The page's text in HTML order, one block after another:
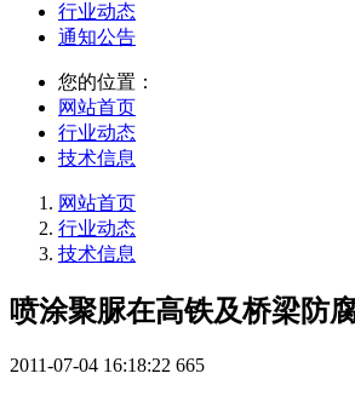
行业动态
通知公告
您的位置：
网站首页
行业动态
技术信息
网站首页
行业动态
技术信息
喷涂聚脲在高铁及桥梁防
2011-07-04 16:18:22 665